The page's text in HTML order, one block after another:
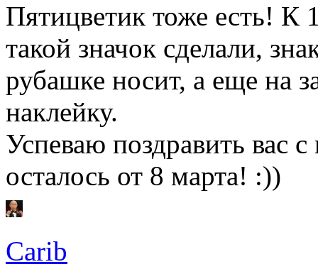
Пятицветик тоже есть! К
такой значок сделали,
рубашке носит, а еще на
наклейку.
Успеваю поздравить вас
осталось от 8 марта! :))
Carib